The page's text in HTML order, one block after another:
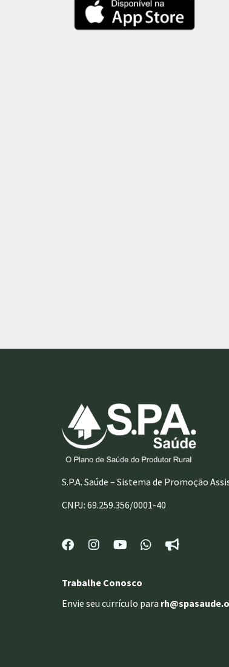
S.P.A. Saúde – Sistema de Promoção
CNPJ: 69.259.356/0001-40
Trabalhe Conosco
Envie seu currículo para